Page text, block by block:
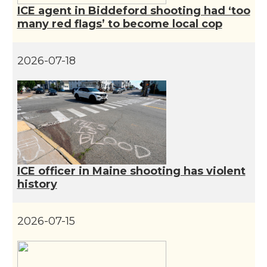
CAMON Catalans a Jacksonville
CAMON Catalans a Kentucky
CAMON Catalans a Las Vegas
CAMON Catalans a Maine, USA
ICE agent in Biddeford shooting had ‘too
many red flags’ to become local cop
2026-07-18
ICE officer in Maine shooting has violent
history
2026-07-15